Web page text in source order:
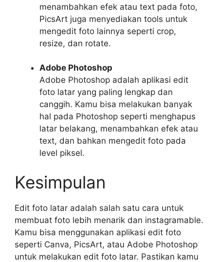
menambahkan efek atau text pada foto,
PicsArt juga menyediakan tools untuk
mengedit foto lainnya seperti crop,
resize, dan rotate.
Adobe Photoshop
Adobe Photoshop adalah aplikasi edit
foto latar yang paling lengkap dan
canggih. Kamu bisa melakukan banyak
hal pada Photoshop seperti menghapus
latar belakang, menambahkan efek atau
text, dan bahkan mengedit foto pada
level piksel.
Kesimpulan
Edit foto latar adalah salah satu cara untuk
membuat foto lebih menarik dan instagramable.
Kamu bisa menggunakan aplikasi edit foto
seperti Canva, PicsArt, atau Adobe Photoshop
untuk melakukan edit foto latar. Pastikan kamu